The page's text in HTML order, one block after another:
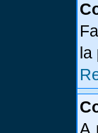
A